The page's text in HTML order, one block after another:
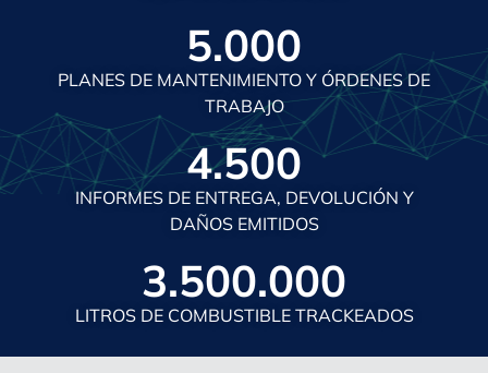
PLANES DE MANTENIMIENTO Y ÓRDENES DE
TRABAJO
5.000
INFORMES DE ENTREGA, DEVOLUCIÓN Y
DAÑOS EMITIDOS
4.500
LITROS DE COMBUSTIBLE TRACKEADOS
3.500.000